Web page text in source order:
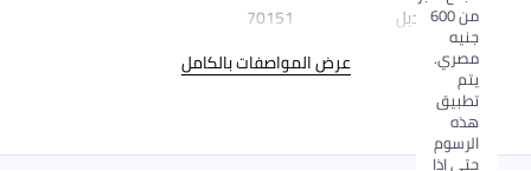
من 600
جنيه
مصري.
يتم
تطبيق
هذه
الرسوم
حتى إذا
رقم الموديل
70151
عرض المواصفات بالكامل